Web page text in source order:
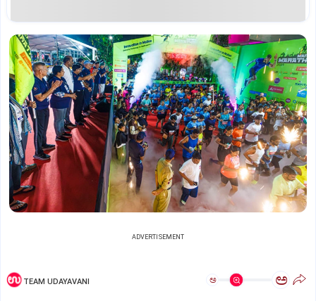
ADVERTISEMENT
TEAM UDAYAVANI ಅ ಅ